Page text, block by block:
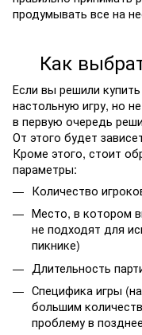
продумывать все на
Как
Если вы решили
настольную игру, но
в первую очередь
От этого будет
Кроме этого, стоит
параметры:
Количество
Место, в котором
не подходят для
пикнике)
Длительность
Специфика игры
большим
проблему в